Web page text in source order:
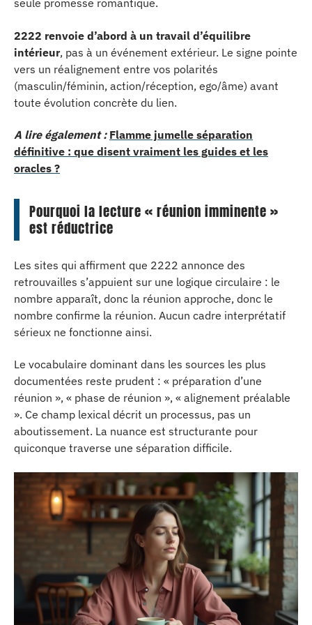
seule promesse romantique.
2222 renvoie d’abord à un travail d’équilibre
intérieur, pas à un événement extérieur. Le signe pointe
vers un réalignement entre vos polarités
(masculin/féminin, action/réception, ego/âme) avant
toute évolution concrète du lien.
A lire également : Flamme jumelle séparation
définitive : que disent vraiment les guides et les
oracles ?
Pourquoi la lecture « réunion imminente »
est réductrice
Les sites qui affirment que 2222 annonce des
retrouvailles s’appuient sur une logique circulaire : le
nombre apparaît, donc la réunion approche, donc le
nombre confirme la réunion. Aucun cadre interprétatif
sérieux ne fonctionne ainsi.
Le vocabulaire dominant dans les sources les plus
documentées reste prudent : « préparation d’une
réunion », « phase de réunion », « alignement préalable
». Ce champ lexical décrit un processus, pas un
aboutissement. La nuance est structurante pour
quiconque traverse une séparation difficile.